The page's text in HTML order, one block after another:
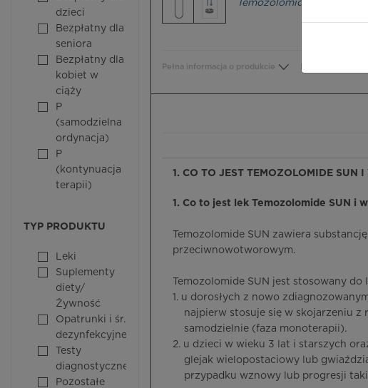
dzieci
Bezpłatny dla
seniora
Bezpłatny dla
kobiet w
ciąży
P
(samodzielna
ordynacja)
P
(kontynuacja
terapii)
TYP PRODUKTU
Leki
Suplementy
diety/
Żywność
Opatrunki i śr.
dezynfekcyjne
Testy
diagnostyczne
Pozostałe
Temozolomide
Pełna informacja o produkcie
1. CO TO JEST TEMOZOLOMIDE SUN
1. Co to jest lek Temozolomide SUN i
Temozolomide SUN zawiera
przeciwnowotworowym.
Temozolomide SUN jest stosowany
1. u dorosłych z nowo
najpierw stosuje się w skojarzeniu z
samodzielnie (faza monoterapii).
2. u dzieci w wieku 3 lat i starszych
glejak wielopostaciowy lub
przypadku wznowy lub progresji